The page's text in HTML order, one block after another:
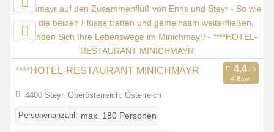
****HOTEL-RESTAURANT MINICHMAYR
4 Bew.
4400 Steyr, Oberösterreich, Österreich
Personenanzahl: max. 180 Personen